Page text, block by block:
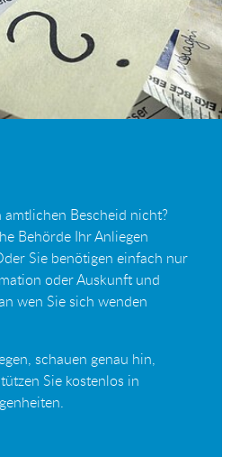
amtlichen Bescheid nicht?
Behörde Ihr Anliegen
Sie benötigen einfach nur
oder Auskunft und
wen Sie sich wenden
schauen genau hin,
Sie kostenlos in